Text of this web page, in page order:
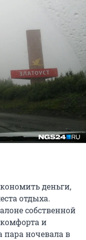
деньги,
отдыха.
собственной
и
пара ночевала в